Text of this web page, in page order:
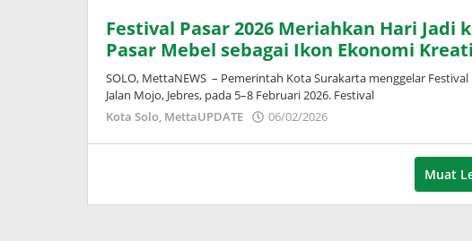
Festival Pasar 2026 Meriahkan Hari Jadi
Pasar Mebel sebagai Ikon Ekonomi
SOLO, MettaNEWS – Pemerintah Kota Surakarta menggelar
Jalan Mojo, Jebres, pada 5–8 Februari 2026. Festival
Kota Solo, MettaUPDATE 06/02/2026
Muat